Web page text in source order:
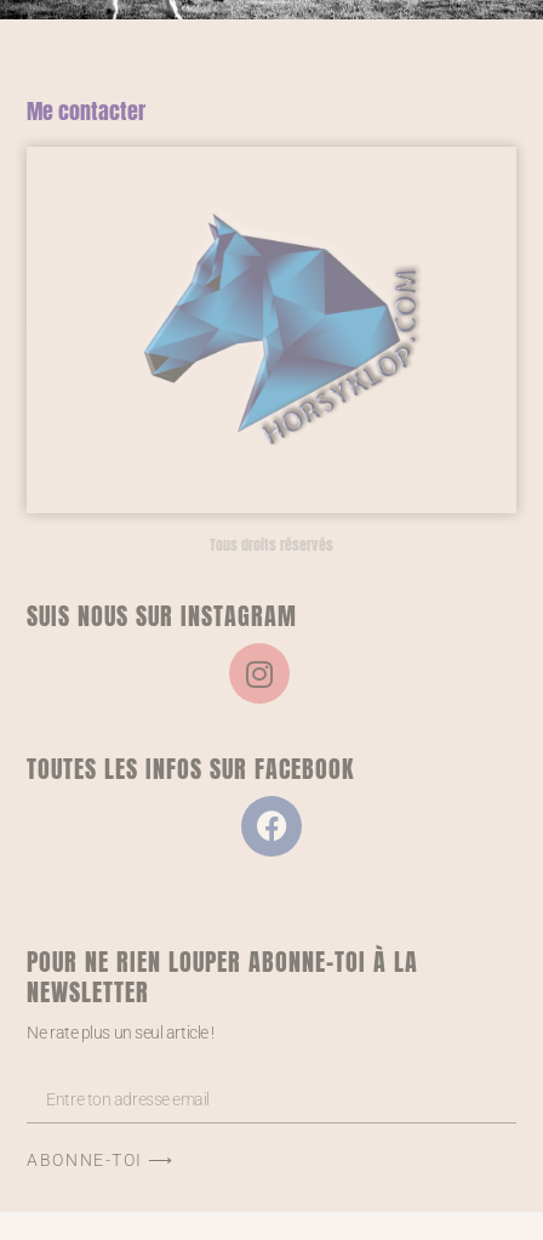
Me contacter
Tous droits réservés
SUIS NOUS SUR INSTAGRAM
TOUTES LES INFOS SUR FACEBOOK
POUR NE RIEN LOUPER ABONNE-TOI À LA
NEWSLETTER
Ne rate plus un seul article !
ABONNE-TOI ⟶